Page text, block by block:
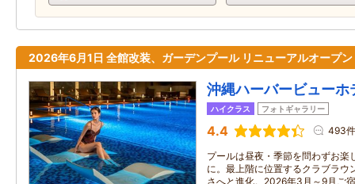
2026年6月1日 全館改装、ガーデンプール リニューアルオープン
沖縄ハーバービューホ
ハイクラス フォトギャラリー
4.4 493件
プールは昼夜・季節を問わずお楽
に。最上階に位置するクラブラウ
さへと進化。2026年3月～9月ご